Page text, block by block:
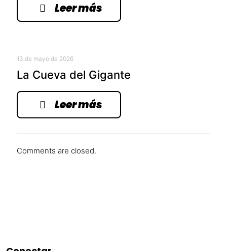
Leer más
13 de mayo de 2026
La Cueva del Gigante
Leer más
Comments are closed.